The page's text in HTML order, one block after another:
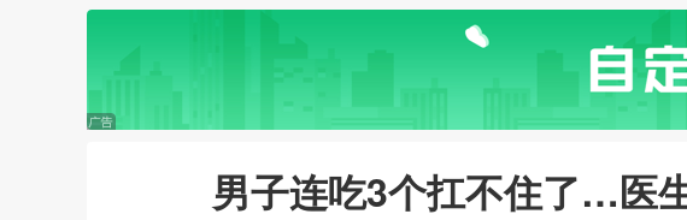
男子连吃3个扛不住了…医